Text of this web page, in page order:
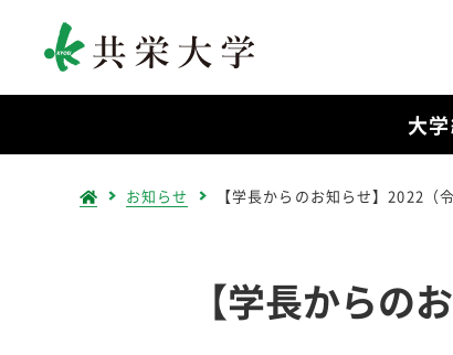
大
お知らせ 【学長からのお知らせ】2022（
【学長からの